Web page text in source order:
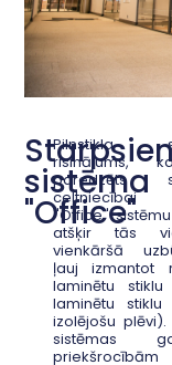
sistēma
"Office"
Pilnstikla
risinājums,
paredzēts
celtniecībai
''Office''
atšķir tās
vienkāršā
ļauj izmantot
laminētu
laminētu
izolējošu
sistēmas